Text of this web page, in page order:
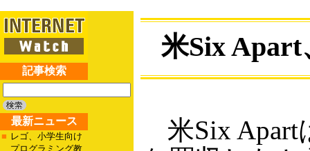
記事検索
最新ニュース
■ レゴ、小学生向け
プログラミング教
米Six Apart
米Six Apart